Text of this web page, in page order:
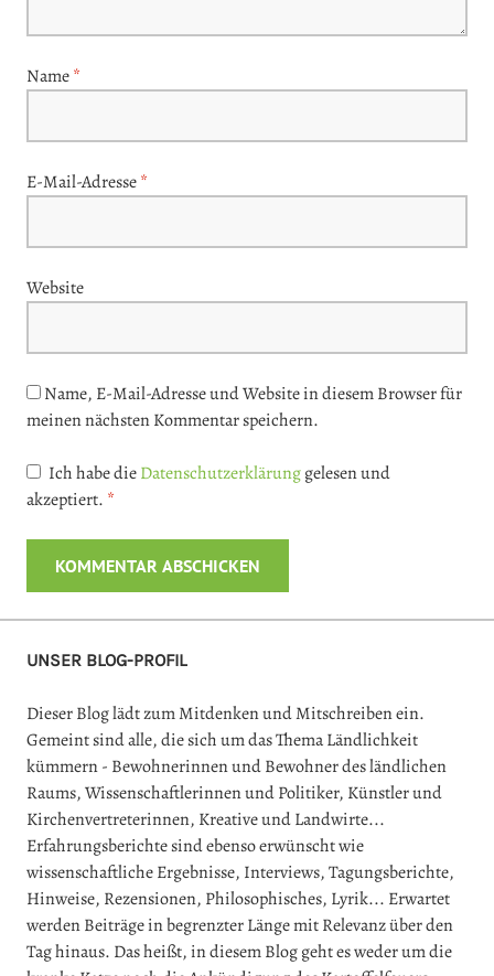
Name*
E-Mail-Adresse*
Website
Name, E-Mail-Adresse und Website in diesem Browser für
meinen nächsten Kommentar speichern.
Ich habe dieDatenschutzerklärunggelesen und
akzeptiert. *
UNSER BLOG-PROFIL
Dieser Blog lädt zum Mitdenken und Mitschreiben ein.
Gemeint sind alle, die sich um das Thema Ländlichkeit
kümmern - Bewohnerinnen und Bewohner des ländlichen
Raums, Wissenschaftlerinnen und Politiker, Künstler und
Kirchenvertreterinnen, Kreative und Landwirte...
Erfahrungsberichte sind ebenso erwünscht wie
wissenschaftliche Ergebnisse, Interviews, Tagungsberichte,
Hinweise, Rezensionen, Philosophisches, Lyrik... Erwartet
werden Beiträge in begrenzter Länge mit Relevanz über den
Tag hinaus. Das heißt, in diesem Blog geht es weder um die